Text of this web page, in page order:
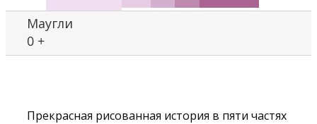
Маугли
0 +
Прекрасная рисованная история в пяти частях